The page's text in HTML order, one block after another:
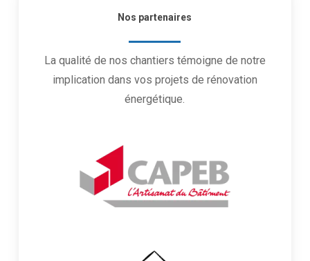
Nos partenaires
La qualité de nos chantiers témoigne de notre
implication dans vos projets de rénovation
énergétique.